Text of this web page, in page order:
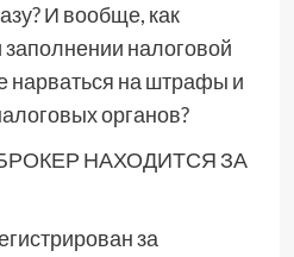
И вообще, как
налоговой
нарваться на штрафы и
органов?
НАХОДИТСЯ ЗА
за